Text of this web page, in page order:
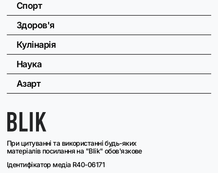
При цитуванні та використанні будь-яких
матеріалів посилання на "Blik" обов'язкове
Ідентифікатор медіа R40-06171
Спорт
Здоров'я
Кулінарія
Наука
Азарт